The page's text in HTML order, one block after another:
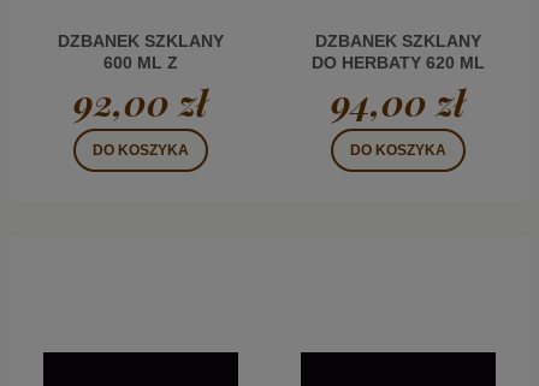
DZBANEK SZKLANY
600 ML Z
ZAPARZACZEM WL
92,00 zł
DO KOSZYKA
DZBANEK SZKLANY
DO HERBATY 620 ML
94,00 zł
DO KOSZYKA